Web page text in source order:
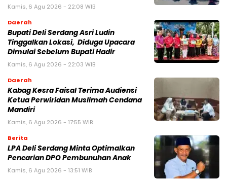
Kamis, 6 Agu 2026 - 22:08 WIB
Daerah
Bupati Deli Serdang Asri Ludin
Tinggalkan Lokasi, Diduga Upacara
Dimulai Sebelum Bupati Hadir
Kamis, 6 Agu 2026 - 22:03 WIB
Daerah
Kabag Kesra Faisal Terima Audiensi
Ketua Perwiridan Muslimah Cendana
Mandiri
Kamis, 6 Agu 2026 - 17:55 WIB
Berita
LPA Deli Serdang Minta Optimalkan
Pencarian DPO Pembunuhan Anak
Kamis, 6 Agu 2026 - 13:51 WIB